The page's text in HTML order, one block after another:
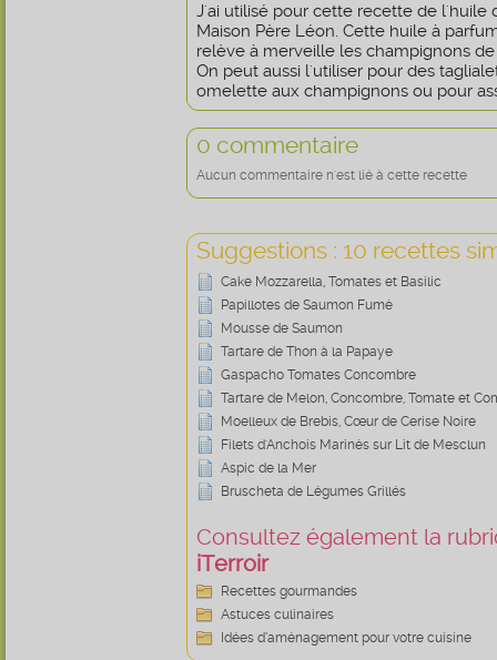
J'ai utilisé pour cette recette de l'huile
Maison Père Léon. Cette huile à
relève à merveille les champignons de
On peut aussi l'utiliser pour des
omelette aux champignons ou pour
0 commentaire
Aucun commentaire n'est lié à cette recette
Suggestions : 10 recettes
Cake Mozzarella, Tomates et Basilic
Papillotes de Saumon Fumé
Mousse de Saumon
Tartare de Thon à la Papaye
Gaspacho Tomates Concombre
Tartare de Melon, Concombre, Tomate et
Moelleux de Brebis, Cœur de Cerise Noire
Filets d'Anchois Marinés sur Lit de Mesclun
Aspic de la Mer
Bruscheta de Légumes Grillés
Consultez également la
iTerroir
Recettes gourmandes
Astuces culinaires
Idées d’aménagement pour votre cuisine